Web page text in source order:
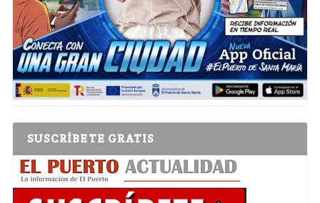
SUSCRÍBETE GRATIS